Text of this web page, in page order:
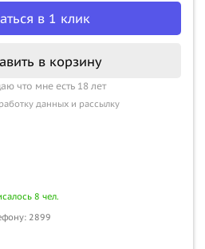
в 1 клик
в корзину
что мне есть 18 лет
данных и рассылку
8 чел.
2899